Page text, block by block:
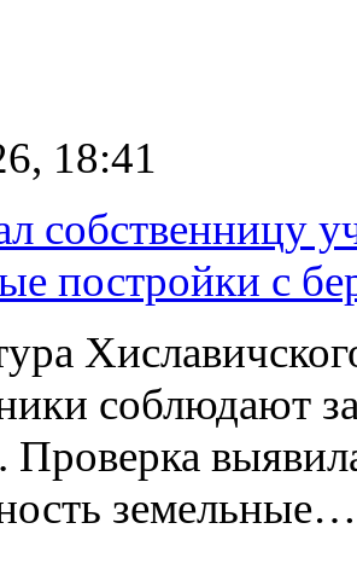
18:41
собственницу
постройки с
соблюдают
Проверка
земельные…